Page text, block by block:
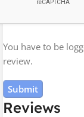
Reviews
You have to be
review.